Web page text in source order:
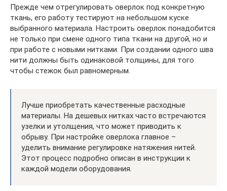
Прежде чем отрегулировать оверлок под конкретную
ткань, его работу тестируют на небольшом куске
выбранного материала. Настроить оверлок понадобится
не только при смене одного типа ткани на другой, но и
при работе с новыми нитками. При создании одного шва
нити должны быть одинаковой толщины, для того
чтобы стежок был равномерным.
Лучше приобретать качественные расходные
материалы. На дешевых нитках часто встречаются
узелки и утолщения, что может приводить к
обрыву. При настройке оверлока главное –
уделить внимание регулировке натяжения нитей.
Этот процесс подробно описан в инструкции к
каждой модели оборудования.